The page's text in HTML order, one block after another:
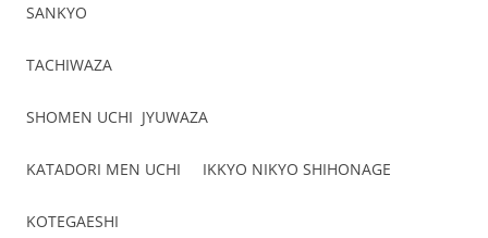
SANKYO
TACHIWAZA
SHOMEN UCHI JYUWAZA
KATADORI MEN UCHI IKKYO NIKYO SHIHONAGE
KOTEGAESHI